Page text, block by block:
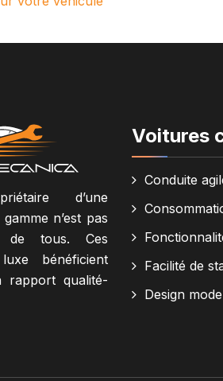
d’une
n’est pas
tous. Ces
bénéficient
rapport qualité-
Voitures
Conduite
Facilité de
Design